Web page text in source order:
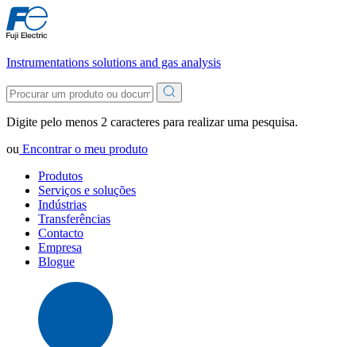
Instrumentations solutions and gas analysis
Digite pelo menos 2 caracteres para realizar uma pesquisa.
ou Encontrar o meu produto
Produtos
Serviços e soluções
Indústrias
Transferências
Contacto
Empresa
Blogue